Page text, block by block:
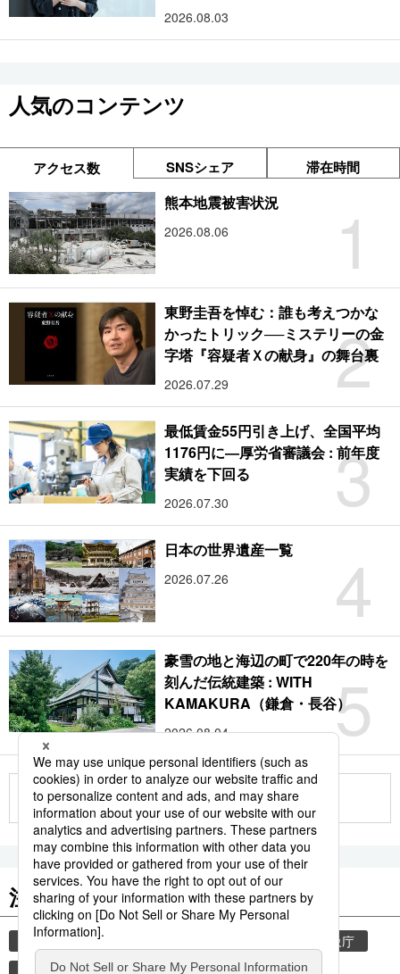
2026.08.03
人気のコンテンツ
アクセス数 SNSシェア 滞在時間
1
熊本地震被害状況
2026.08.06
2
東野圭吾を悼む：誰も考えつかな
かったトリック──ミステリーの金
字塔『容疑者Ｘの献身』の舞台裏
2026.07.29
3
最低賃金55円引き上げ、全国平均
1176円に―厚労省審議会 : 前年度
実績を下回る
2026.07.30
4
日本の世界遺産一覧
2026.07.26
5
豪雪の地と海辺の町で220年の時を
刻んだ伝統建築 : WITH
KAMAKURA（鎌倉・長谷）
2026.08.04
もっと見る
注目のキーワード
共同通信ニュース
気象庁